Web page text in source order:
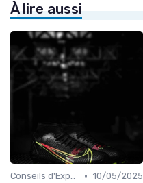
À lire aussi
Conseils d'Experts • 10/05/2025